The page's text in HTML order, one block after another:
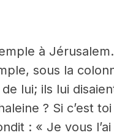
à Jérusalem.
sous la
lui; ils lui
? Si c’est
: « Je vous